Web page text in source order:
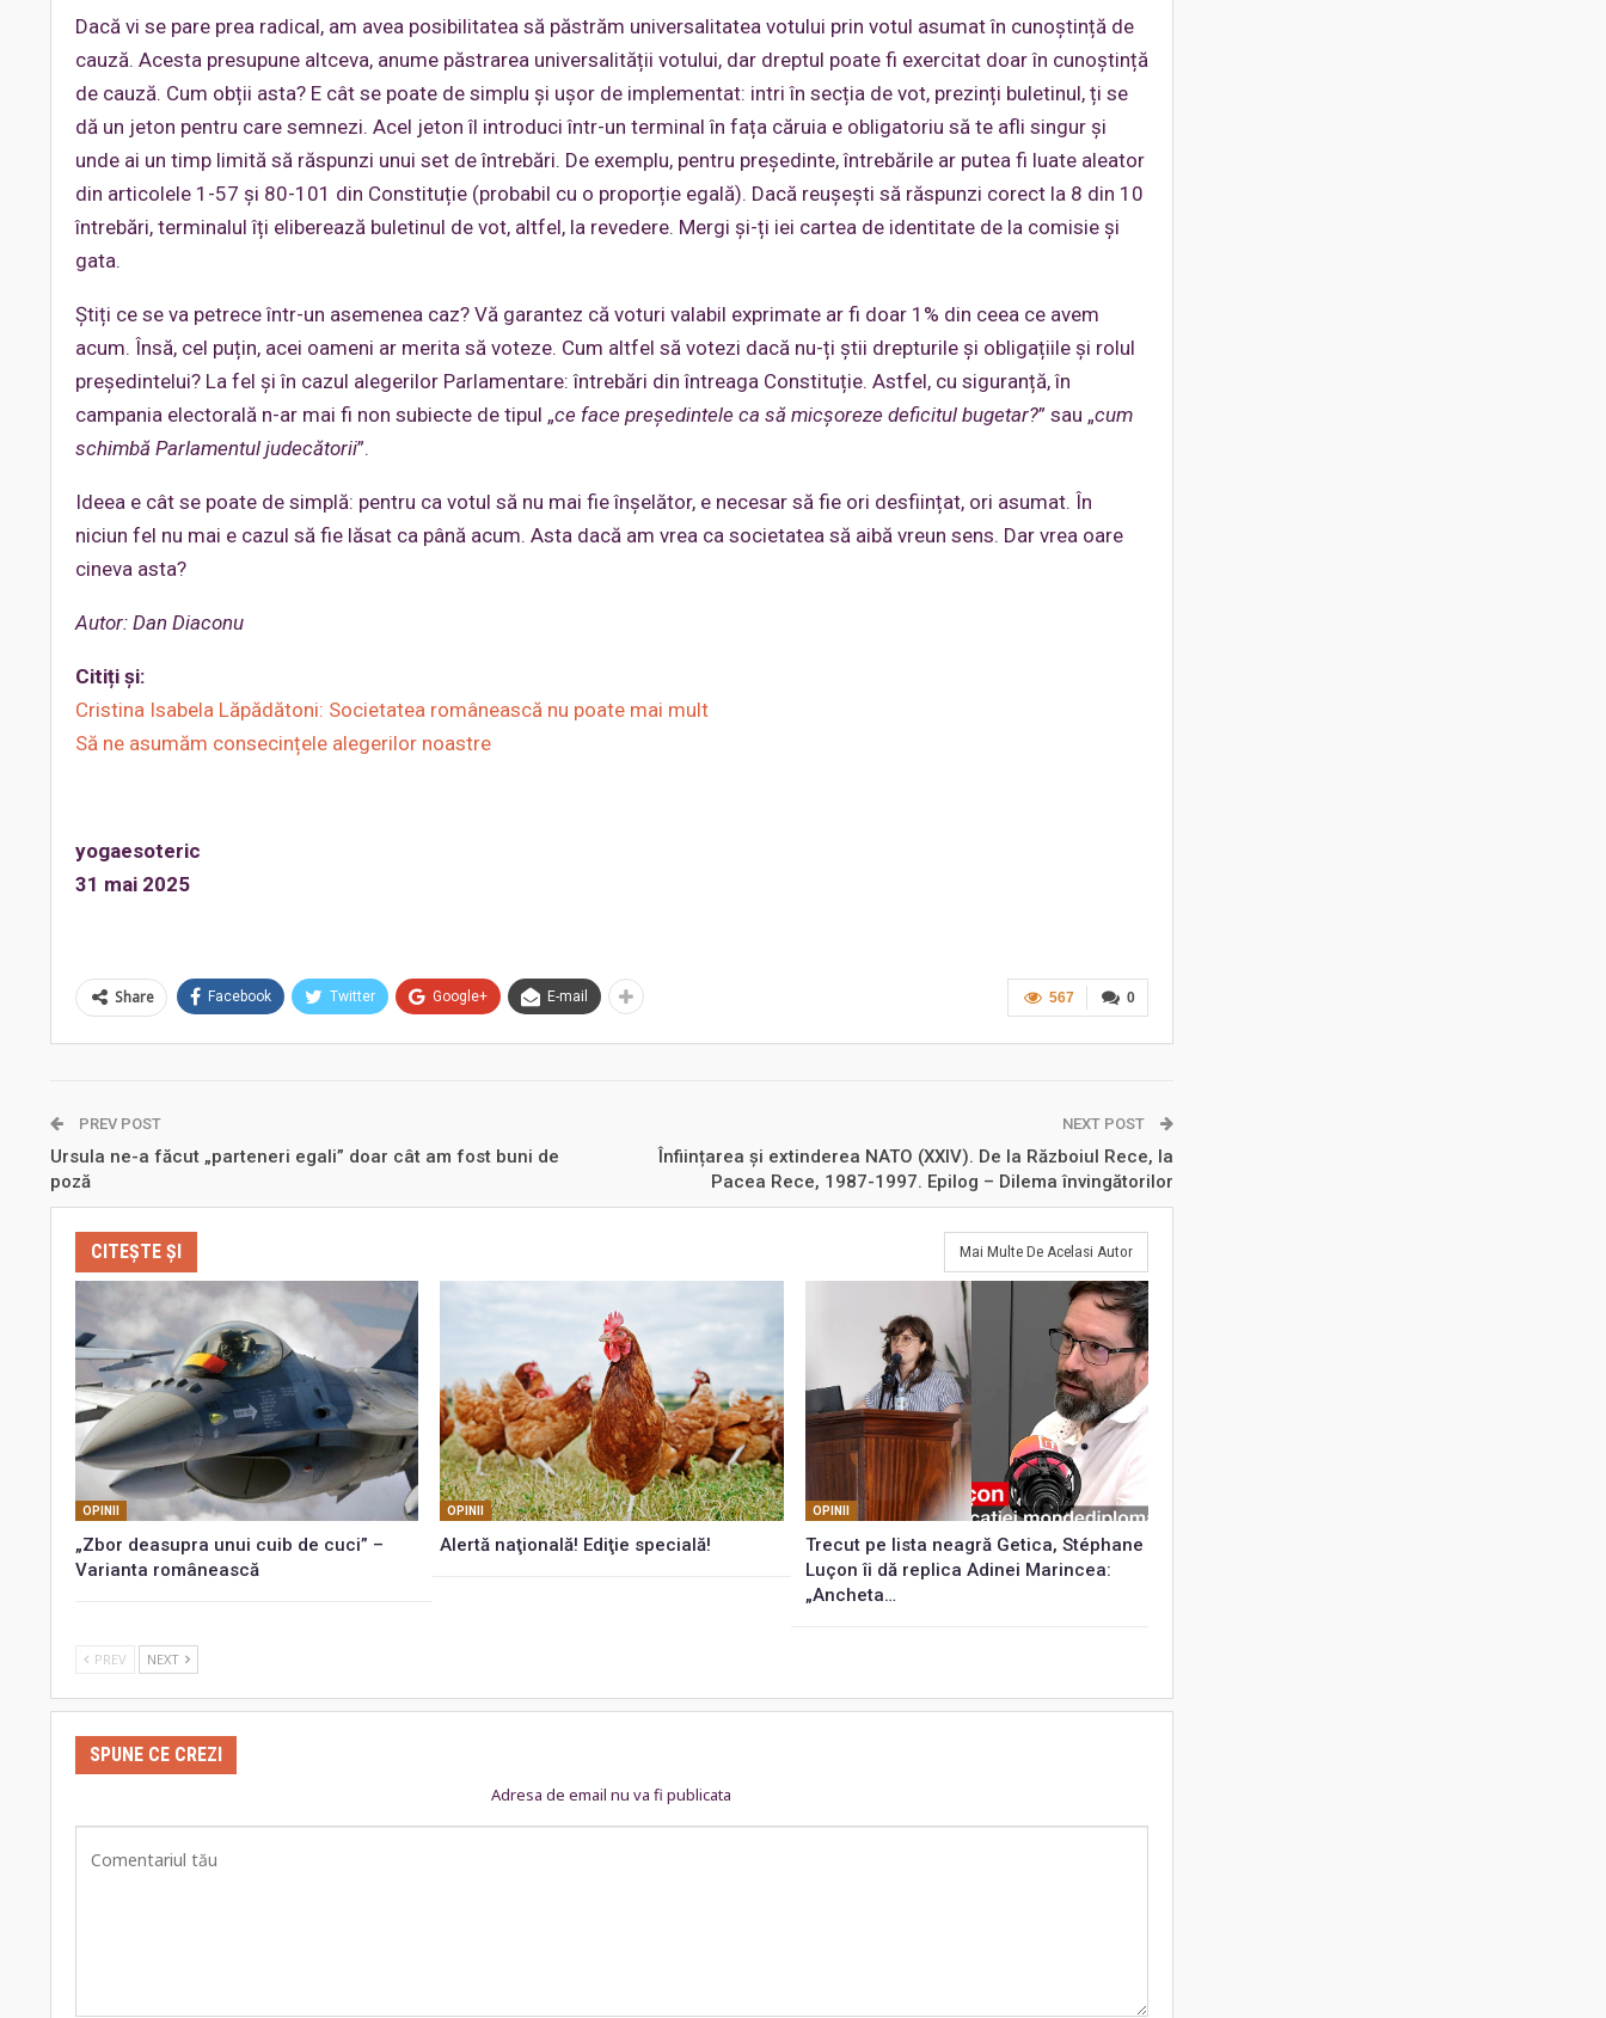
Dacă vi se pare prea radical, am avea posibilitatea să păstrăm universalitatea votului prin votul asumat în cunoștință de
cauză. Acesta presupune altceva, anume păstrarea universalității votului, dar dreptul poate fi exercitat doar în cunoștință
de cauză. Cum obții asta? E cât se poate de simplu și ușor de implementat: intri în secția de vot, prezinți buletinul, ți se
dă un jeton pentru care semnezi. Acel jeton îl introduci într-un terminal în fața căruia e obligatoriu să te afli singur și
unde ai un timp limită să răspunzi unui set de întrebări. De exemplu, pentru președinte, întrebările ar putea fi luate aleator
din articolele 1-57 și 80-101 din Constituție (probabil cu o proporție egală). Dacă reușești să răspunzi corect la 8 din 10
întrebări, terminalul îți eliberează buletinul de vot, altfel, la revedere. Mergi și-ți iei cartea de identitate de la comisie și
gata.
Știți ce se va petrece într-un asemenea caz? Vă garantez că voturi valabil exprimate ar fi doar 1% din ceea ce avem
acum. Însă, cel puțin, acei oameni ar merita să voteze. Cum altfel să votezi dacă nu-ți știi drepturile și obligațiile și rolul
președintelui? La fel și în cazul alegerilor Parlamentare: întrebări din întreaga Constituție. Astfel, cu siguranță, în
campania electorală n-ar mai fi non subiecte de tipul „ce face președintele ca să micșoreze deficitul bugetar?” sau „cum
schimbă Parlamentul judecătorii”.
Ideea e cât se poate de simplă: pentru ca votul să nu mai fie înșelător, e necesar să fie ori desființat, ori asumat. În
niciun fel nu mai e cazul să fie lăsat ca până acum. Asta dacă am vrea ca societatea să aibă vreun sens. Dar vrea oare
cineva asta?
Autor: Dan Diaconu
Citiți și:
Cristina Isabela Lăpădătoni: Societatea românească nu poate mai mult
Să ne asumăm consecințele alegerilor noastre
yogaesoteric
31 mai 2025
0
567
Share Facebook Twitter Google+ E-mail
PREV POST
Ursula ne-a făcut „parteneri egali” doar cât am fost buni de
poză
NEXT POST
Înființarea și extinderea NATO (XXIV). De la Războiul Rece, la
Pacea Rece, 1987-1997. Epilog – Dilema învingătorilor
CITEȘTE ȘI Mai Multe De Acelasi Autor
OPINII
„Zbor deasupra unui cuib de cuci” –
Varianta românească
OPINII
Alertă naţională! Ediţie specială!
OPINII
Trecut pe lista neagră Getica, Stéphane
Luçon îi dă replica Adinei Marincea:
„Ancheta…
PREV NEXT
SPUNE CE CREZI
Adresa de email nu va fi publicata